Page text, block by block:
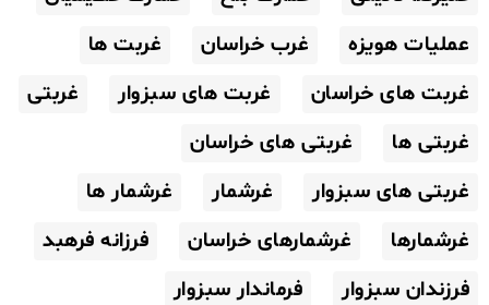
عملیات هویزه
غرب خراسان
غربت ها
غربت های خراسان
غربت های سبزوار
غربتی
غربتی ها
غربتی های خراسان
غربتی های سبزوار
غرشمار
غرشمار ها
غرشمارها
غرشمارهای خراسان
فرزانه فرهبد
فرزندان سبزوار
فرماندار سبزوار